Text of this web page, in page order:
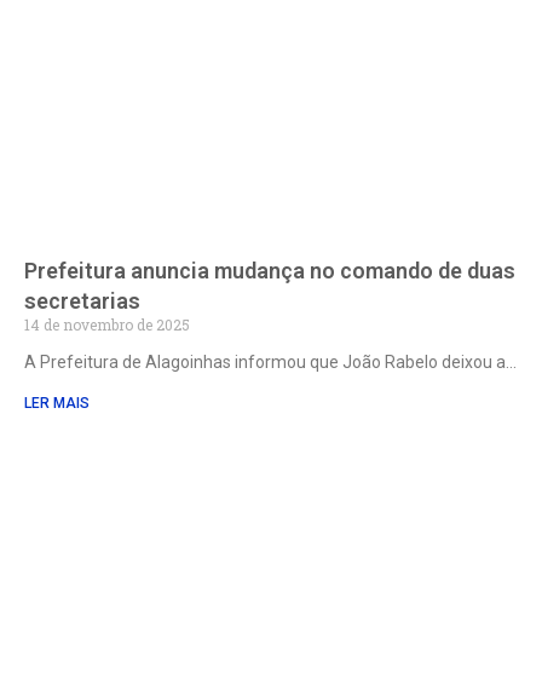
Prefeitura anuncia mudança no comando de duas
secretarias
14 de novembro de 2025
A Prefeitura de Alagoinhas informou que João Rabelo deixou a
LER MAIS